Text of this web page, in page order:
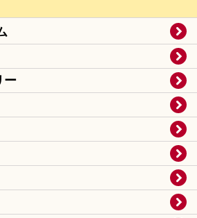
ー